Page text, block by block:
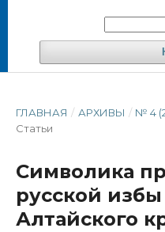
ГЛАВНАЯ / АРХИВЫ / № 4
Статьи
Символика
русской
Алтайского